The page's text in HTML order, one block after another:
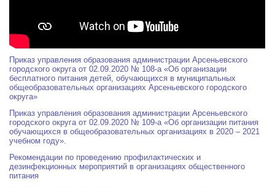
Приказ управления образования администрации Арсеньевского
городского округа от 02.09.2020 № 108-а «Об организации
бесплатного питания детей, обучающихся в муниципальных
общеобразовательных организациях Арсеньевского городского
округа»
Приказ управления образования администрации Арсеньевского
городского округа от 02.09.2020 № 109-а «Об организации питания
обучающихся в общеобразовательных организациях в 2020 – 2021
учебном году».
Рекомендации по проведению профилактических и
дезинфекционных мероприятий в организациях общественного
питания